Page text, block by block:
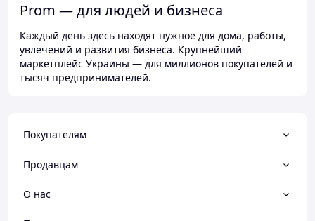
Prom — для людей и бизнеса
Каждый день здесь находят нужное для дома, работы,
увлечений и развития бизнеса. Крупнейший
маркетплейс Украины — для миллионов покупателей и
тысяч предпринимателей.
Покупателям
Продавцам
О нас